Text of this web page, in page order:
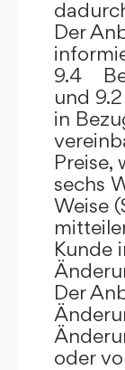
Der
9.4
und
in
Preise,
sechs
Weise
Kunde
Der
oder